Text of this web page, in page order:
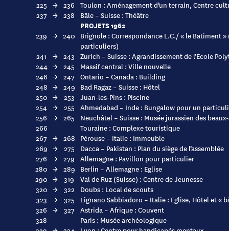
225 → 236 Toulon : Aménagement d’un terrain, Centre
237 → 238 Bâle – Suisse : Théâtre
PROJETS 1962
239 → 240 Brignole : Correspondance L.C./ « le Batiment
particuliers)
241
→ 243 Zurich – Suisse : Agrandissement de l’Ecole
244 → 245
Massif central : Ville nouvelle
246 → 247 Ontario – Canada : Building
248 → 249 Bad Ragaz – Suisse : Hôtel
250 → 253 Juan-les-Pins : Piscine
254 → 255 Ahmedabad – Inde : Bungalow pour un
256 → 265
Neuchâtel – Suisse : Musée jurassien des
266
Touraine : Complexe touristique
267 → 268 Pérouse – Italie : Immeuble
269 → 275
Dacca – Pakistan : Plan du siège de l’assemblée
276 → 279 Allemagne : Pavillon pour particulier
280 → 289 Berlin – Allemagne : Eglise
290 → 319
Val de Ruz (Suisse) : Centre de Jeunesse
320 → 322
Doubs : Local de scouts
323 → 325
Lignano Sabbiadoro – Italie : Eglise, Hôtel et «
326 → 327 Astrida – Afrique : Couvent
328
Paris : Musée archéologique